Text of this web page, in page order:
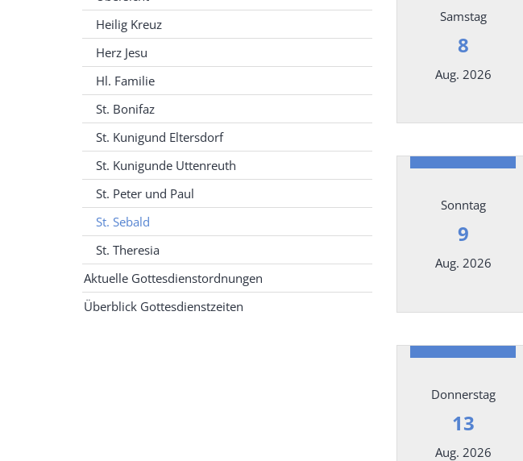
Samstag
8
Aug. 2026
Sonntag
9
Aug. 2026
Donnerstag
13
Aug. 2026
Heilig Kreuz
Herz Jesu
Hl. Familie
St. Bonifaz
St. Kunigund Eltersdorf
St. Kunigunde Uttenreuth
St. Peter und Paul
St. Sebald
St. Theresia
Aktuelle Gottesdienstordnungen
Überblick Gottesdienstzeiten